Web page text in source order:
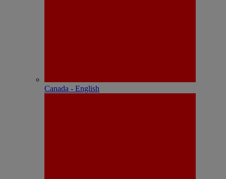
Canada - English